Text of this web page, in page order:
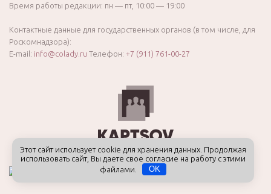
Время работы редакции: пн — пт, 10:00 — 19:00
Контактные данные для государственных органов (в том числе, для
Роскомнадзора):
E-mail: info@colady.ru Телефон: +7 (911) 761-00-27
Этот сайт использует cookie для хранения данных. Продолжая
использовать сайт, Вы даете свое согласие на работу с этими
файлами.
OK